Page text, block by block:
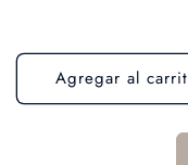
Agregar al